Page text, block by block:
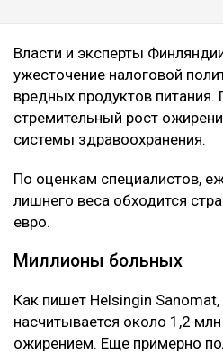
Власти и эксперты
ужесточение налоговой
вредных продуктов
стремительный рост
системы здравоохранения.
По оценкам специалистов,
лишнего веса обходится
евро.
Миллионы больных
Как пишет Helsingin
насчитывается около 1,2
ожирением. Еще примерно